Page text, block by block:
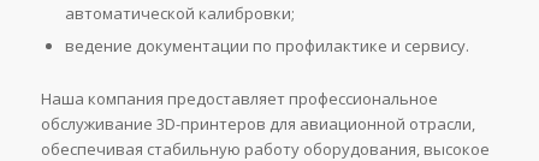
автоматической калибровки;
ведение документации по профилактике и сервису.
Наша компания предоставляет профессиональное
обслуживание 3D-принтеров для авиационной отрасли,
обеспечивая стабильную работу оборудования, высокое